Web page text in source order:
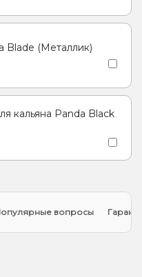
Blade (Металлик)
кальяна Panda Black
вопросы